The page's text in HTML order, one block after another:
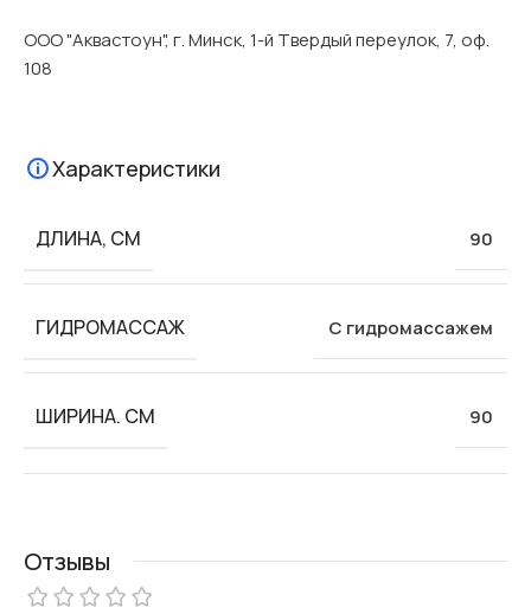
ООО "Аквастоун", г. Минск, 1-й Твердый переулок, 7, оф.
108
Характеристики
ДЛИНА, СМ 90
ГИДРОМАССАЖ С гидромассажем
ШИРИНА. СМ 90
Отзывы